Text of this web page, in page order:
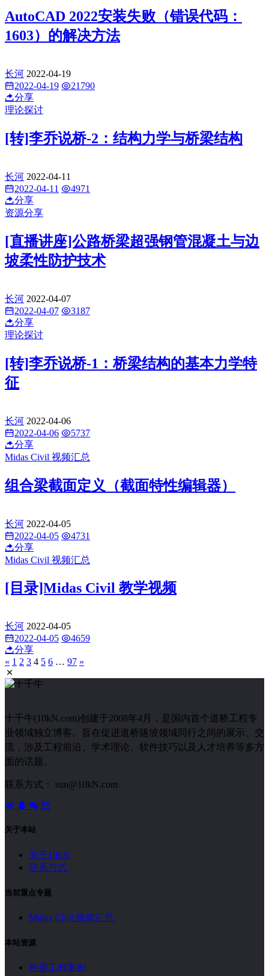
AutoCAD 2022安装失败（错误代码：
1603）的解决方法
长河 2022-04-19
2022-04-19
21790
分享
理论探讨
[转]李乔说桥-2：结构力学与桥梁结构
长河 2022-04-11
2022-04-11
4971
分享
资源分享
[直播讲座]公路桥梁超强钢管混凝土与边
坡柔性防护技术
长河 2022-04-07
2022-04-07
3187
分享
理论探讨
[转]李乔说桥-1：桥梁结构的基本力学特
征
长河 2022-04-06
2022-04-06
5737
分享
Midas Civil 视频汇总
组合梁截面定义（截面特性编辑器）
长河 2022-04-05
2022-04-05
4731
分享
Midas Civil 视频汇总
[目录]Midas Civil 教学视频
长河 2022-04-05
2022-04-05
4659
分享
« 1 2 3 4 5 6 … 97 »
十千牛(10kN.com)创建于2008年4月，是国内首个道桥工程专
业领域独立博客。旨在促进道桥隧坡领域同行之间的展示、交
流，涉及工程前沿、学术理论、软件技巧以及人才培养等多方
面的话题。
联系方式： sun@10kN.com
关于本站
关于10kN
联系方式
当前重点专题
Midas Civil 视频汇总
本站资源
桥梁工程案例